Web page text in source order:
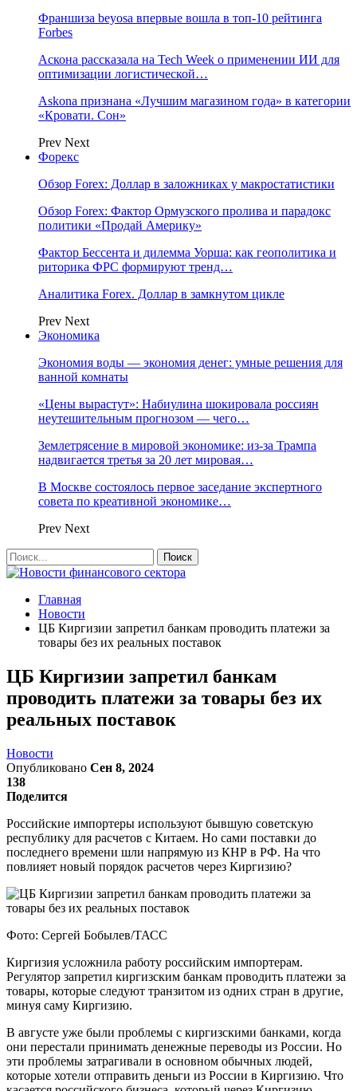
Франшиза beyosa впервые вошла в топ-10 рейтинга
Forbes
Аскона рассказала на Tech Week о применении ИИ для
оптимизации логистической…
Askona признана «Лучшим магазином года» в категории
«Кровати. Сон»
Prev Next
Форекс
Обзор Forex: Доллар в заложниках у макростатистики
Обзор Forex: Фактор Ормузского пролива и парадокс
политики «Продай Америку»
Фактор Бессента и дилемма Уорша: как геополитика и
риторика ФРС формируют тренд…
Аналитика Forex. Доллар в замкнутом цикле
Prev Next
Экономика
Экономия воды — экономия денег: умные решения для
ванной комнаты
«Цены вырастут»: Набиулина шокировала россиян
неутешительным прогнозом — чего…
Землетрясение в мировой экономике: из-за Трампа
надвигается третья за 20 лет мировая…
В Москве состоялось первое заседание экспертного
совета по креативной экономике…
Prev Next
Главная
Новости
ЦБ Киргизии запретил банкам проводить платежи за
товары без их реальных поставок
ЦБ Киргизии запретил банкам
проводить платежи за товары без их
реальных поставок
Новости
Опубликовано Сен 8, 2024
138
Поделится
Российские импортеры используют бывшую советскую
республику для расчетов с Китаем. Но сами поставки до
последнего времени шли напрямую из КНР в РФ. На что
повлияет новый порядок расчетов через Киргизию?
Фото: Сергей Бобылев/ТАСС
Киргизия усложнила работу российским импортерам.
Регулятор запретил киргизским банкам проводить платежи за
товары, которые следуют транзитом из одних стран в другие,
минуя саму Киргизию.
В августе уже были проблемы с киргизскими банками, когда
они перестали принимать денежные переводы из России. Но
эти проблемы затрагивали в основном обычных людей,
которые хотели отправить деньги из России в Киргизию. Что